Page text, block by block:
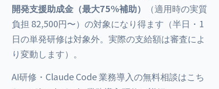
開発支援助成金（最大75%補助）
（適用時の実質
負担 82,500円〜）の対象になり得ます（半日・1
日の単発研修は対象外。実際の支給額は審査によ
り変動します）。
AI研修・Claude Code 業務導入の無料相談はこち